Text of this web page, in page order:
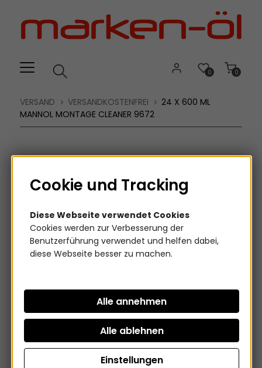
Verwenden
Barrierefreiheitsmenü
springen.
0
0
VERSAND VERSANDKOSTENFREI
24 X 600 ML
MANNOL MONTAGE CLEANER 9672
Cookie und Tracking
Diese Webseite verwendet Cookies
Cookies werden zur Verbesserung der
Benutzerführung verwendet und helfen dabei,
diese Webseite besser zu machen.
Einstellungen